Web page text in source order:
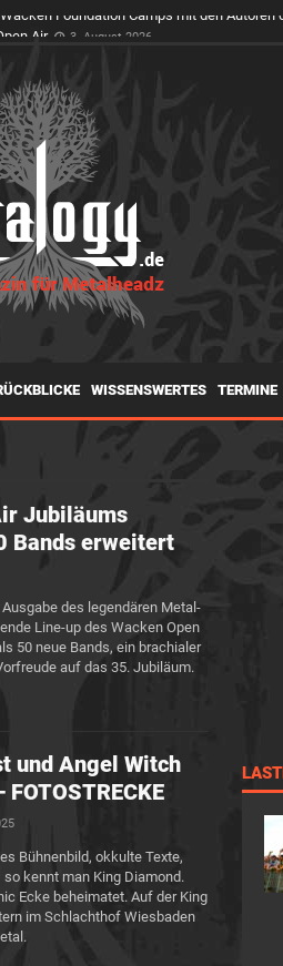
Wacken Foundation Camps mit den
WISSENSWERTES TERMINE
Jubiläums
Bands erweitert
des legendären Metal-
Line-up des Wacken Open
50 neue Bands, ein brachialer
auf das 35. Jubiläum.
und Angel Witch
Bühnenbild, okkulte Texte,
kennt man King Diamond.
Ecke beheimatet. Auf der King
im Schlachthof Wiesbaden